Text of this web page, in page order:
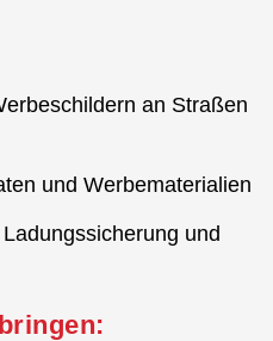
an Straßen
und Werbematerialien
und